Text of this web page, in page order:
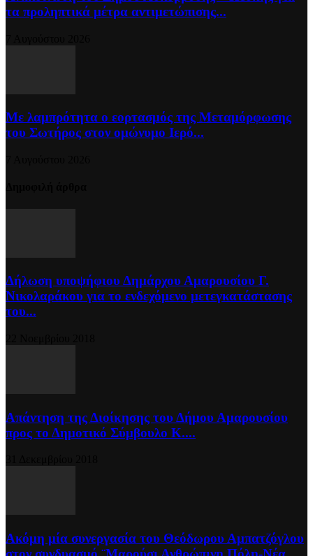
τα προληπτικά μέτρα αντιμετώπισης...
Με λαμπρότητα ο εορτασμός της Μεταμόρφωσης
του Σωτήρος στον ομώνυμο Ιερό...
Δήλωση υποψήφιου Δημάρχου Αμαρουσίου Γ.
Νικολαράκου για το ενδεχόμενο μετεγκατάστασης
του...
Απάντηση της Διοίκησης του Δήμου Αμαρουσίου
προς το Δημοτικό Σύμβουλο Κ....
Ακόμη μία συνεργασία του Θεόδωρου Αμπατζόγλου